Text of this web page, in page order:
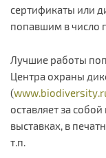
сертификаты или
попавшим в число
Лучшие работы
Центра охраны
(
оставляет за
выставках, в
т.п.